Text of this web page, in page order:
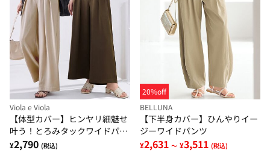
Viola e Viola
【体型カバー】ヒンヤリ細魅せ
叶う！とろみタックワイドパン
ツ【選べる２丈】
¥2,790 (税込)
20%off
BELLUNA
【下半身カバー】ひんやりイー
ジーワイドパンツ
¥2,631 ～ ¥3,511 (税込)